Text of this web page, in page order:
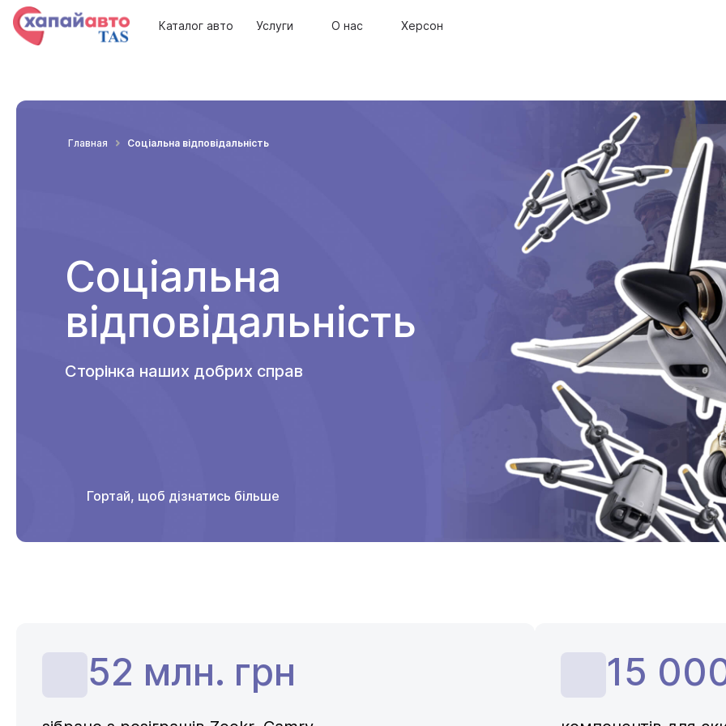
Каталог авто Услуги О нас Херсон
Главная Соціальна відповідальність
Соціальна
відповідальність
Сторінка наших добрих справ
Гортай, щоб дізнатись більше
52 млн. грн 15